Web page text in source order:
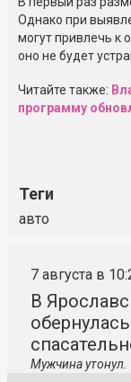
Однако при
могут привлечь к
оно не будет
Читайте также:
программу
Теги
авто
7 августа в
В
Мужчина утонул.